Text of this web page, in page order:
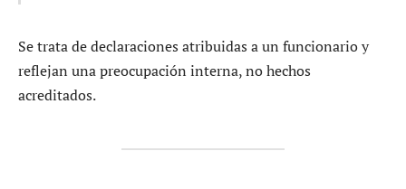
Se trata de declaraciones atribuidas a un funcionario y
reflejan una preocupación interna, no hechos
acreditados.